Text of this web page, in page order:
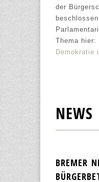
der
Thema hier:
Demokratie
NEWS
BREMER